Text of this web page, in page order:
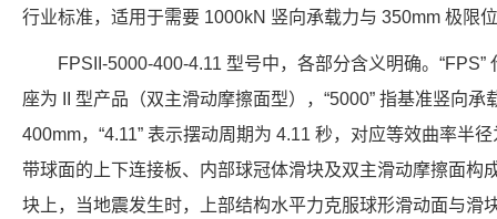
行业标准，适用于需要 1000kN 竖向承载力与 350mm 极限
FPSII-5000-400-4.11 型号中，各部分含义明确。“FPS”
座为 II 型产品（双主滑动摩擦面型），“5000” 指基准竖向承
400mm，“4.11” 表示摆动周期为 4.11 秒，对应等效曲率半
带球面的上下连接板、内部球冠体滑块及双主滑动摩擦面构
块上，当地震发生时，上部结构水平力克服球形滑动面与滑